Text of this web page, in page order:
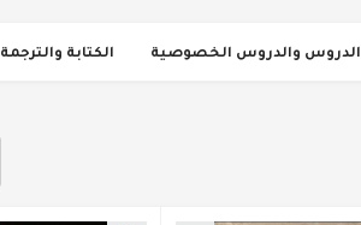
الدروس والدروس الخصوصية الكتابة والترجمة